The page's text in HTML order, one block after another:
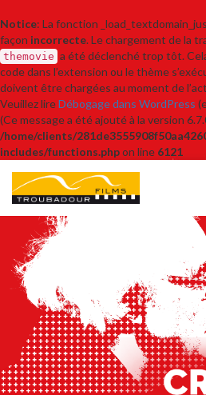
Notice: La fonction
façon incorrecte. Le chargement de la
themovie a été déclenché trop tôt.
code dans l’extension ou le thème
doivent être chargées au moment de
Veuillez lireDébogage dans WordPress
(Ce message a été ajouté à la version
/home/clients/
includes/functions.phpon line 6121